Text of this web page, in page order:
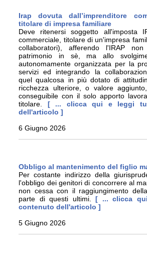
Irap dovuta dall’imprenditore
titolare di impresa familiare
Deve ritenersi soggetto all'imposta
commerciale, titolare di un'impresa
collaboratori), afferendo l'IRAP
patrimonio in sè, ma allo
autonomamente organizzata per la
servizi ed integrando la
quel qualcosa in più dotato di
ricchezza ulteriore, o valore
conseguibile con il solo apporto
titolare.
[ ... clicca qui e leggi
dell'articolo ]
6 Giugno 2026
Obbligo al mantenimento del figlio
Per costante indirizzo della
l'obbligo dei genitori di concorrere al
non cessa con il raggiungimento
parte di questi ultimi.
[ ... clicca
contenuto dell'articolo ]
5 Giugno 2026